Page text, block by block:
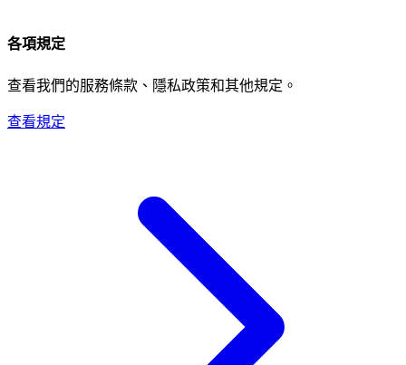
各項規定
查看我們的服務條款、隱私政策和其他規定。
查看規定